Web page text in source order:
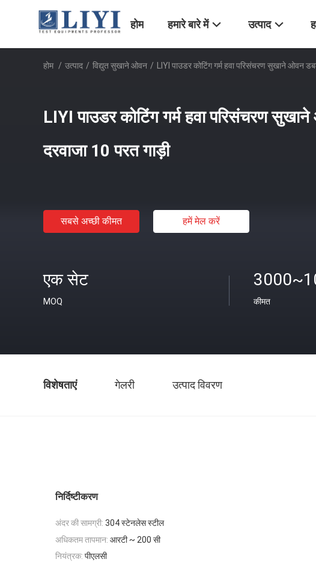
होम हमारे बारे में उत्पाद
होम / उत्पाद / विद्युत सुखाने ओवन / LIYI पाउडर कोटिंग गर्म हवा परिसंचरण सुखाने ओवन
LIYI पाउडर कोटिंग गर्म हवा परिसंचरण
दरवाजा 10 परत गाड़ी
सबसे अच्छी कीमत हमें मेल करें
एक सेट
MOQ कीमत
विशेषताएं गेलरी उत्पाद विवरण
निर्दिष्टीकरण
अंदर की सामग्री: 304 स्टेनलेस स्टील
अधिकतम तापमान: आरटी ~ 200 सी
नियंत्रक: पीएलसी